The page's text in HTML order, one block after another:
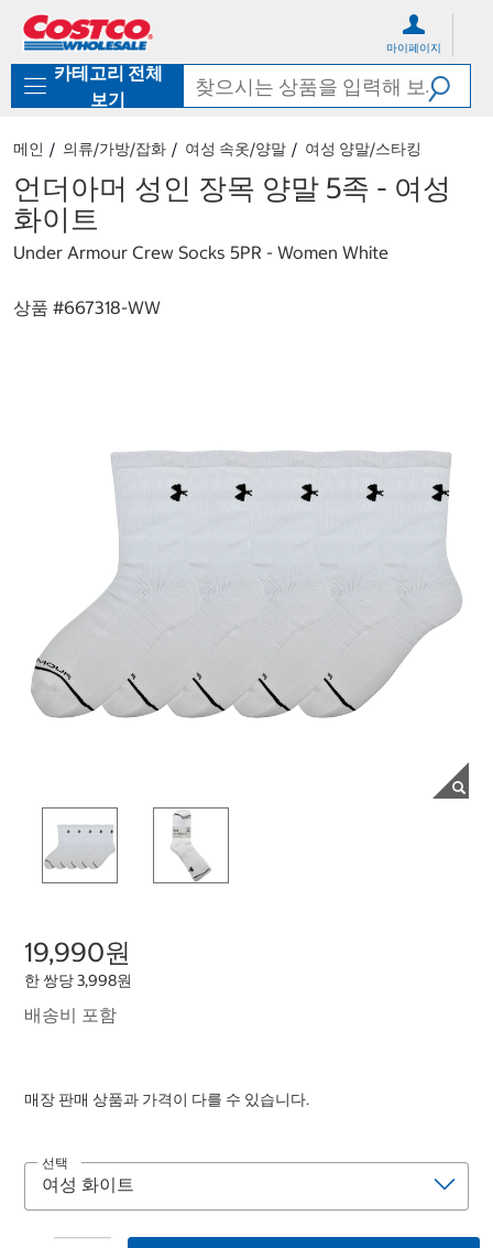
로
기
가
마이페이지
카테고리 전체
보기
메인 의류/가방/잡화 여성 속옷/양말 여성 양말/스타킹
언더아머 성인 장목 양말 5족 - 여성
화이트
Under Armour Crew Socks 5PR - Women White
상품 #667318-WW
19,990원
한 쌍당 3,998원
배송비 포함
매장 판매 상품과 가격이 다를 수 있습니다.
선택